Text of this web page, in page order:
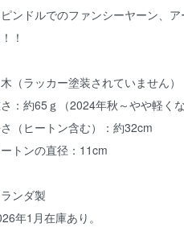
ンドルでのファンシーヤーン、
！
（ラッカー塗装されていません）
：約65ｇ（2024年秋～やや軽くな
（ヒートン含む）：約32cm
トンの直径：11cm
ンダ製
年1月在庫あり。